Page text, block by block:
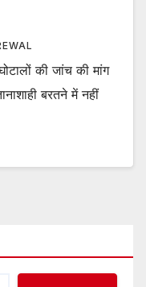
की जांच की मांग
बरतने में नहीं